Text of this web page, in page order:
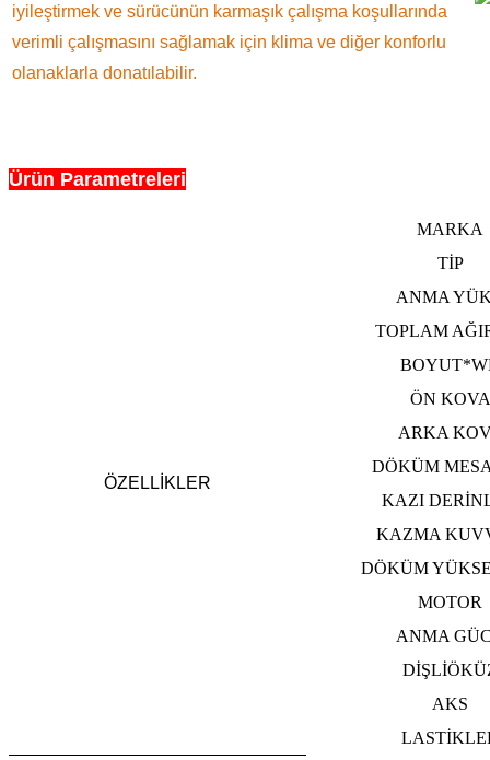
iyileştirmek ve sürücünün karmaşık çalışma koşullarında
verimli çalışmasını sağlamak için klima ve diğer konforlu
olanaklarla donatılabilir.
Ürün Parametreleri
ÖZELLİKLER
MARKA
TİP
ANMA
TOPLAM
ÖN KOVA
ARKA
DÖKÜM
KAZI
KAZMA
DÖKÜM
MOTOR
ANMA
DİŞLİ
AKS